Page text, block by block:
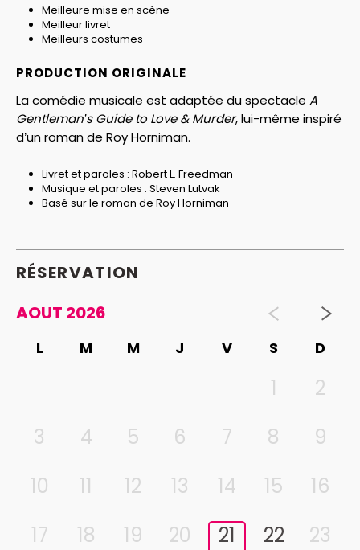
Meilleure mise en scène
Meilleur livret
Meilleurs costumes
PRODUCTION ORIGINALE
La comédie musicale est adaptée du spectacle A
Gentleman’s Guide to Love & Murder, lui-même inspiré
d’un roman de Roy Horniman.
Livret et paroles : Robert L. Freedman
Musique et paroles : Steven Lutvak
Basé sur le roman de Roy Horniman
RÉSERVATION
AOUT 2026
L M M J V S D
1
2
3
4 5 6 7 8
9
10
11 12 13 14 15
16
17
18 19 20 21 22 23